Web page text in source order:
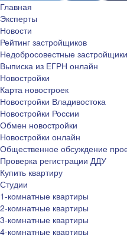
Главная
Эксперты
Новости
Рейтинг застройщиков
Недобросовестные застройщики
Выписка из ЕГРН онлайн
Новостройки
Карта новостроек
Новостройки Владивостока
Новостройки России
Обмен новостройки
Новостройки онлайн
Общественное обсуждение
Проверка регистрации ДДУ
Купить квартиру
Студии
1-комнатные квартиры
2-комнатные квартиры
3-комнатные квартиры
4-комнатные квартиры